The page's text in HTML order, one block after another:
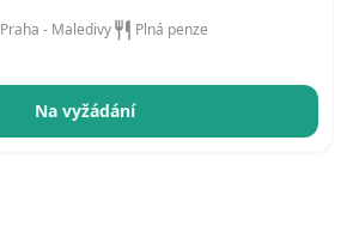
Praha - Maledivy Plná penze
Na vyžádání